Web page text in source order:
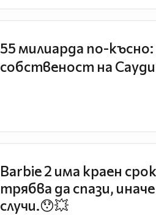
55 милиарда по-
собственост на
Barbie 2 има краен
трябва да спази,
случи.😯💥